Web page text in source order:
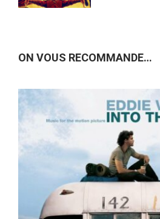
ON VOUS RECOMMANDE…